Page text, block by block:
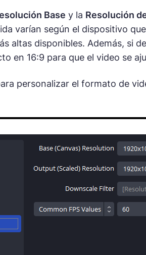
Base y la Resolución
varían según el dispositivo
altas disponibles. Además, si
en 16:9 para que el video se
personalizar el formato de